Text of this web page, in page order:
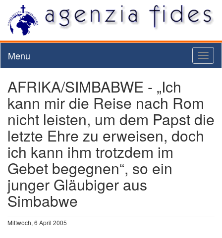
Menu
AFRIKA/SIMBABWE - „Ich
kann mir die Reise nach Rom
nicht leisten, um dem Papst die
letzte Ehre zu erweisen, doch
ich kann ihm trotzdem im
Gebet begegnen“, so ein
junger Gläubiger aus
Simbabwe
Mittwoch, 6 April 2005